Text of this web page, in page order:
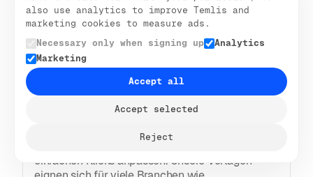
Sie schnell neue Inhalte hinzufügen können.
Einrahmer
Wie passe ich eine Framer-Vorlage an?
Öffnen Sie die Vorlage in Framer und bearbeiten
Sie Text, Bilder und Layouts direkt auf der
Leinwand. Sie können Stile und Abschnitte mit
einfachen Klicks anpassen. Unsere Vorlagen
also use analytics to improve Temlis and
marketing cookies to measure ads.
Necessary only when signing up
Analytics
Marketing
Reject
Accept selected
Accept all